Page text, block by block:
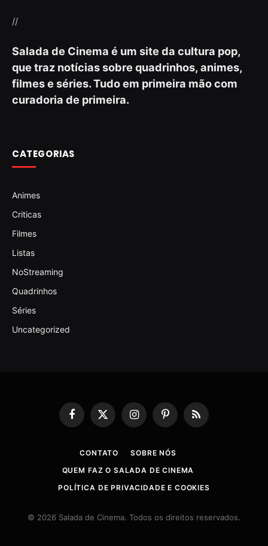
//
Salada de Cinema é um site da cultura pop,
que traz notícias sobre quadrinhos, animes,
filmes e séries. Tudo em primeira mão com
curadoria de primeira.
CATEGORIAS
Animes
Criticas
Filmes
Listas
NoStreaming
Quadrinhos
Séries
Uncategorized
Facebook
X
InstagramPinterestRSS
CONTATO
SOBRE NÓS
QUEM FAZ O SALADA DE CINEMA
POLÍTICA DE PRIVACIDADE E COOKIES
© 2026 Salada de Cinema. Todos os direitos reservados.